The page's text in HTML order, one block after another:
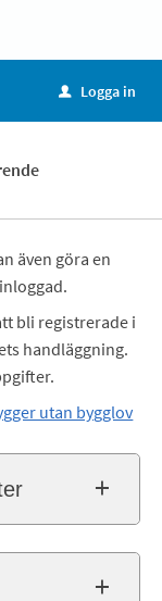
u Logga in
även göra en
bli registrerade i
handläggning.
utan bygglov